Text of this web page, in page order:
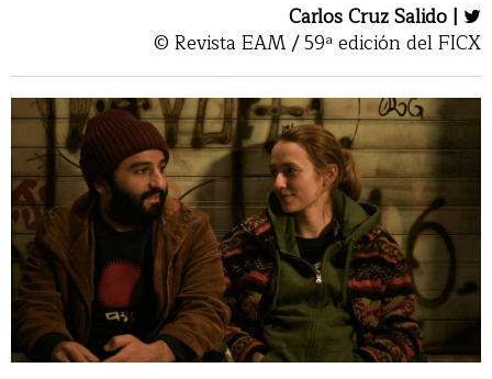
Carlos Cruz Salido |
© Revista EAM / 59ª edición del FICX